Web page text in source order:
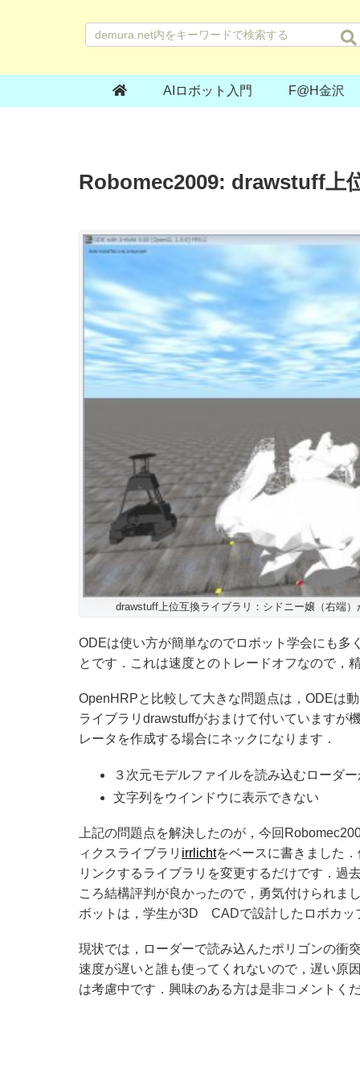
AIロボット入門 F@H金沢
Robomec2009: drawstuff上
drawstuff上位互換ライブラリ：シドニー嬢（右端
ODEは使い方が簡単なのでロボット学会にも多
とです．これは速度とのトレードオフなので，
OpenHRPと比較して大きな問題点は，ODEは
ライブラリdrawstuffがおまけて付いていますが
レータを作成する場合にネックになります．
３次元モデルファイルを読み込むローダ
文字列をウインドウに表示できない
上記の問題点を解決したのが，今回
ィクスライブラリ irrlichtをベースに書きました
リンクするライブラリを変更するだけです．過
ころ結構評判が良かったので，勇気付けられま
ボットは，学生が3D CADで設計したロボカッ
現状では，ローダーで読み込んたポリゴンの衝
速度が遅いと誰も使ってくれないので，遅い原
は考慮中です．興味のある方は是非コメントく